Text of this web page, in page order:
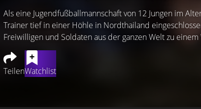
TeilenWatchlist
Als eine Jugendfußballmannschaft von 12 Jungen im
Trainer tief in einer Höhle in Nordthailand
Freiwilligen und Soldaten aus der ganzen Welt zu